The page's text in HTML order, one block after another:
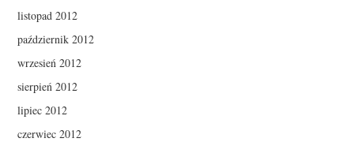
listopad 2012
październik 2012
wrzesień 2012
sierpień 2012
lipiec 2012
czerwiec 2012